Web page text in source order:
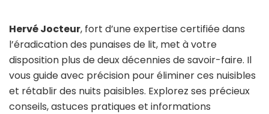
Hervé Jocteur, fort d’une expertise certifiée dans
l’éradication des punaises de lit, met à votre
disposition plus de deux décennies de savoir-faire. Il
vous guide avec précision pour éliminer ces nuisibles
et rétablir des nuits paisibles. Explorez ses précieux
conseils, astuces pratiques et informations